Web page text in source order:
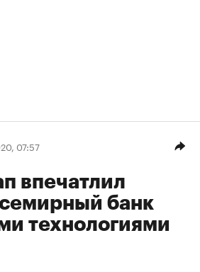
07:57
впечатлил
банк
технологиями